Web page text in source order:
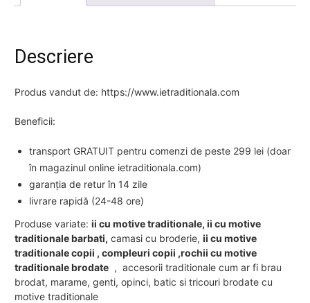
Descriere
Produs vandut de: https://www.ietraditionala.com
Beneficii:
transport GRATUIT pentru comenzi de peste 299 lei (doar
în magazinul online ietraditionala.com)
garanția de retur în 14 zile
livrare rapidă (24-48 ore)
Produse variate: ii cu motive traditionale, ii cu motive
traditionale barbati, camasi cu broderie, ii cu motive
traditionale copii , compleuri copii ,rochii cu motive
traditionale brodate , accesorii traditionale cum ar fi brau
brodat, marame, genti, opinci, batic si tricouri brodate cu
motive traditionale